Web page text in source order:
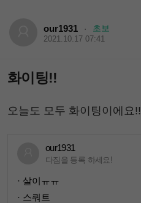
our1931 · 초보
2021.10.17 07:41
화이팅!!
오늘도 모두 화이팅이에요!!
our1931
다짐을 등록 하세요!
· 살이ㅠㅠ
· 스쿼트